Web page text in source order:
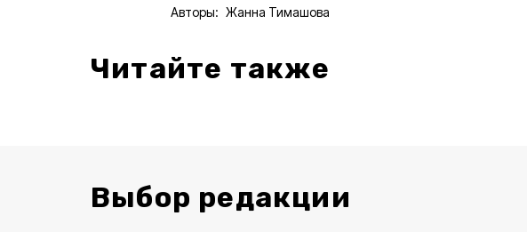
Авторы: Жанна Тимашова
Читайте также
Выбор редакции